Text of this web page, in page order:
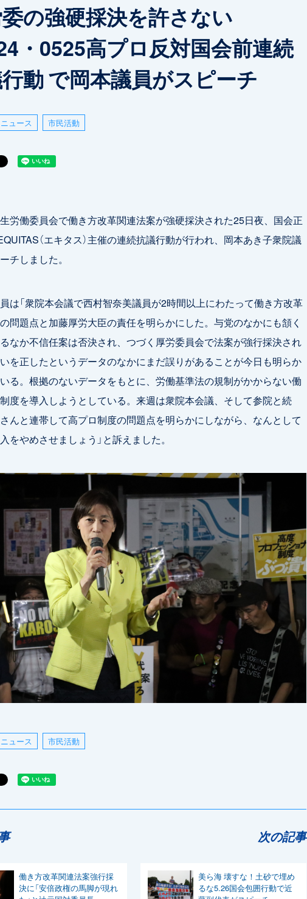
の強硬採決を許さない
・0525高プロ反対国会前連続
動 で岡本議員がスピーチ
ニュース 市民活動
働委員会で働き方改革関連法案が強硬採決された25日夜、国会正
（エキタス）主催の連続抗議行動が行われ、岡本あき子衆院議
チしました。
「衆院本会議で西村智奈美議員が2時間以上にわたって働き方改革
問題点と加藤厚労大臣の責任を明らかにした。与党のなかにも頷く
なか不信任案は否決され、つづく厚労委員会で法案が強行採決され
を正したというデータのなかにまだ誤りがあることが今日も明らか
る。根拠のないデータをもとに、労働基準法の規制がかからない働
度を導入しようとしている。来週は衆院本会議、そして参院と続
んと連帯して高プロ制度の問題点を明らかにしながら、なんとして
をやめさせましょう」と訴えました。
ニュース 市民活動
働き方改革関連法案強行採
決に「安倍政権の馬脚が現れ
次の記事
美ら海 壊すな！土砂で埋め
るな5.26国会包囲行動で近